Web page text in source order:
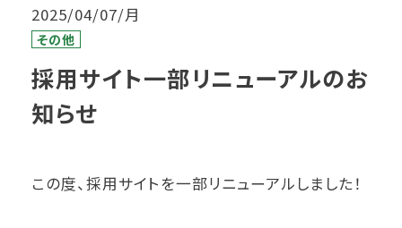
2025/04/07/月
その他
採用サイト一部リニューアルのお
知らせ
この度、採用サイトを一部リニューアルしました！